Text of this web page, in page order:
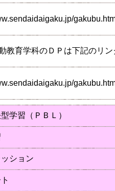
教育学科のＤＰは下記のリ
学習（ＰＢＬ）
ション